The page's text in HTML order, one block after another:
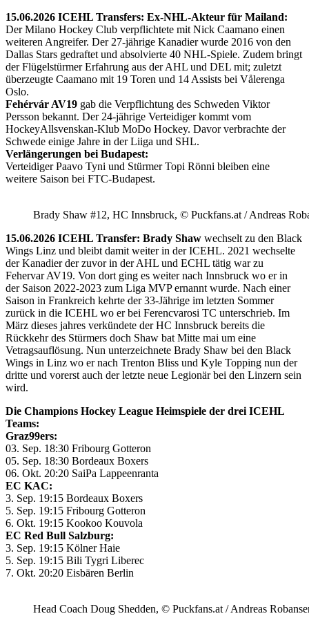
15.06.2026 ICEHL Transfers: Ex-NHL-Akteur für Mailand:
Der Milano Hockey Club verpflichtete mit Nick Caamano einen
weiteren Angreifer. Der 27-jährige Kanadier wurde 2016 von den
Dallas Stars gedraftet und absolvierte 40 NHL-Spiele. Zudem bringt
der Flügelstürmer Erfahrung aus der AHL und DEL mit; zuletzt
überzeugte Caamano mit 19 Toren und 14 Assists bei Vålerenga
Oslo.
Fehérvár AV19 gab die Verpflichtung des Schweden Viktor
Persson bekannt. Der 24-jährige Verteidiger kommt vom
HockeyAllsvenskan-Klub MoDo Hockey. Davor verbrachte der
Schwede einige Jahre in der Liiga und SHL.
Verlängerungen bei Budapest:
Verteidiger Paavo Tyni und Stürmer Topi Rönni bleiben eine
weitere Saison bei FTC-Budapest.
Brady Shaw #12, HC Innsbruck, © Puckfans.at / Andreas
15.06.2026 ICEHL Transfer: Brady Shaw wechselt zu den Black
Wings Linz und bleibt damit weiter in der ICEHL. 2021 wechselte
der Kanadier der zuvor in der AHL und ECHL tätig war zu
Fehervar AV19. Von dort ging es weiter nach Innsbruck wo er in
der Saison 2022-2023 zum Liga MVP ernannt wurde. Nach einer
Saison in Frankreich kehrte der 33-Jährige im letzten Sommer
zurück in die ICEHL wo er bei Ferencvarosi TC unterschrieb. Im
März dieses jahres verkündete der HC Innsbruck bereits die
Rückkehr des Stürmers doch Shaw bat Mitte mai um eine
Vetragsauflösung. Nun unterzeichnete Brady Shaw bei den Black
Wings in Linz wo er nach Trenton Bliss und Kyle Topping nun der
dritte und vorerst auch der letzte neue Legionär bei den Linzern sein
wird.
Die Champions Hockey League Heimspiele der drei ICEHL
Teams:
Graz99ers:
03. Sep. 18:30 Fribourg Gotteron
05. Sep. 18:30 Bordeaux Boxers
06. Okt. 20:20 SaiPa Lappeenranta
EC KAC:
3. Sep. 19:15 Bordeaux Boxers
5. Sep. 19:15 Fribourg Gotteron
6. Okt. 19:15 Kookoo Kouvola
EC Red Bull Salzburg:
3. Sep. 19:15 Kölner Haie
5. Sep. 19:15 Bili Tygri Liberec
7. Okt. 20:20 Eisbären Berlin
Head Coach Doug Shedden, © Puckfans.at / Andreas